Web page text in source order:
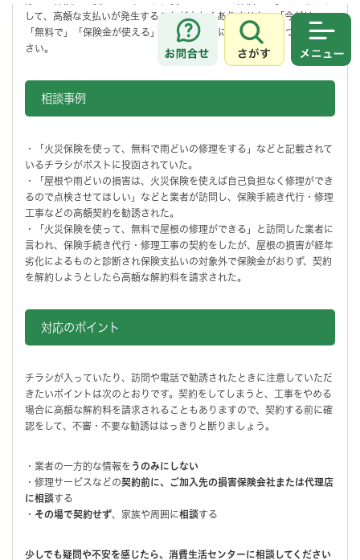
お問合せ
さがす
して、高額な支払いが発生することが少なくありません。「今だけ」
「無料で」「保険金が使える」といった勧誘には十分に気をつけてくだ
さい。
相談事例
・「火災保険を使って、無料で雨どいの修理をする」などと記載されて
いるチラシがポストに投函されていた。
・「屋根や雨どいの損害は、火災保険を使えば自己負担なく修理ができ
るので点検させてほしい」などと業者が訪問し、保険手続き代行・修理
工事などの高額契約を勧誘された。
・「火災保険を使って、無料で屋根の修理ができる」と訪問した業者に
言われ、保険手続き代行・修理工事の契約をしたが、屋根の損害が経年
劣化によるものと診断され保険支払いの対象外で保険金がおりず、契約
を解約しようとしたら高額な解約料を請求された。
対応のポイント
チラシが入っていたり、訪問や電話で勧誘されたときに注意していただ
きたいポイントは次のとおりです。契約をしてしまうと、工事をやめる
場合に高額な解約料を請求されることもありますので、契約する前に確
認をして、不審・不要な勧誘ははっきりと断りましょう。
・業者の一方的な情報を うのみにしない
・修理サービスなどの契約前に、ご加入先の損害保険会社または代理店
に相談する
・ その場で契約せず、家族や周囲に相談する
少しでも疑問や不安を感じたら、消費生活センターに相談してください